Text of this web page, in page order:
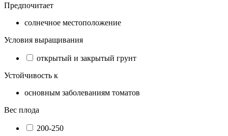
Предпочитает
солнечное местоположение
Условия выращивания
открытый и закрытый грунт
Устойчивость к
основным заболеваниям томатов
Вес плода
200-250